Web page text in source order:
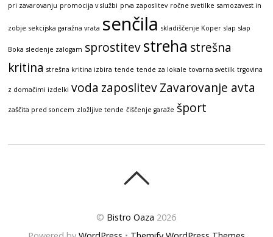
pri zavarovanju promocija v službi prva zaposlitev ročne svetilke samozavest in
zobje sekcijska garažna vrata senčila skladiščenje Koper slap slap
Boka sledenje zalogam sprostitevstreha strešna
kritina strešna kritina izbira tende tende za lokale tovarna svetilk trgovina
z domačimi izdelki voda zaposlitevZavarovanje avta
zaščita pred soncem zložljive tende čiščenje garaže šport
© Bistro Oaza 2026